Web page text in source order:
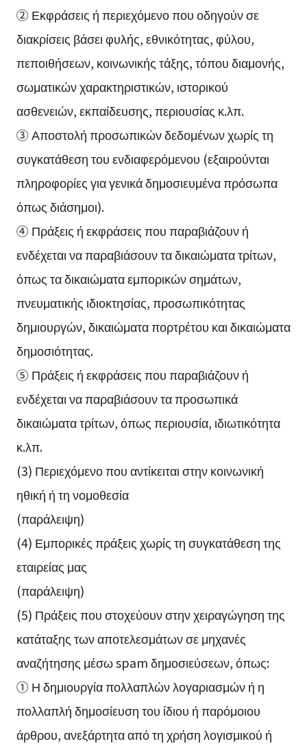
② Εκφράσεις ή περιεχόμενο που οδηγούν σε
διακρίσεις βάσει φυλής, εθνικότητας, φύλου,
πεποιθήσεων, κοινωνικής τάξης, τόπου διαμονής,
σωματικών χαρακτηριστικών, ιστορικού
ασθενειών, εκπαίδευσης, περιουσίας κ.λπ.
③ Αποστολή προσωπικών δεδομένων χωρίς τη
συγκατάθεση του ενδιαφερόμενου (εξαιρούνται
πληροφορίες για γενικά δημοσιευμένα πρόσωπα
όπως διάσημοι).
④ Πράξεις ή εκφράσεις που παραβιάζουν ή
ενδέχεται να παραβιάσουν τα δικαιώματα τρίτων,
όπως τα δικαιώματα εμπορικών σημάτων,
πνευματικής ιδιοκτησίας, προσωπικότητας
δημιουργών, δικαιώματα πορτρέτου και δικαιώματα
δημοσιότητας.
⑤ Πράξεις ή εκφράσεις που παραβιάζουν ή
ενδέχεται να παραβιάσουν τα προσωπικά
δικαιώματα τρίτων, όπως περιουσία, ιδιωτικότητα
κ.λπ.
(3) Περιεχόμενο που αντίκειται στην κοινωνική
ηθική ή τη νομοθεσία
(παράλειψη)
(4) Εμπορικές πράξεις χωρίς τη συγκατάθεση της
εταιρείας μας
(παράλειψη)
(5) Πράξεις που στοχεύουν στην χειραγώγηση της
κατάταξης των αποτελεσμάτων σε μηχανές
αναζήτησης μέσω spam δημοσιεύσεων, όπως:
① Η δημιουργία πολλαπλών λογαριασμών ή η
πολλαπλή δημοσίευση του ίδιου ή παρόμοιου
άρθρου, ανεξάρτητα από τη χρήση λογισμικού ή